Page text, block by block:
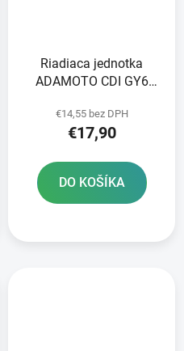
Riadiaca jednotka
ADAMOTO CDI GY6
€14,55 bez DPH
€17,90
DO KOŠÍKA